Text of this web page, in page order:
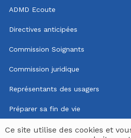
ADMD Ecoute
Directives anticipées
Commission Soignants
Commission juridique
Représentants des usagers
Préparer sa fin de vie
Mentions légales
Ce site utilise des cookies et